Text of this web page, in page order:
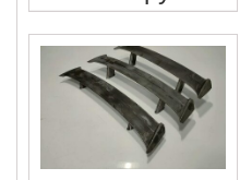
ПОДРОБНЕЕ